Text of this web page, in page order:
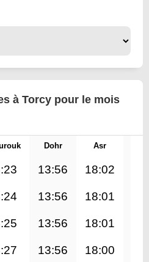
à Torcy pour le mois
Dohr Asr
13:56 18:02
13:56 18:01
13:56 18:01
13:56 18:00